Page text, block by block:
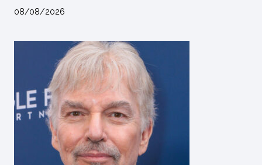
08/08/2026